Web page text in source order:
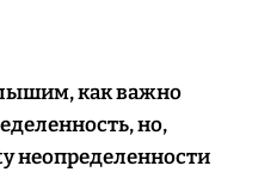
как важно
но,
неопределенности